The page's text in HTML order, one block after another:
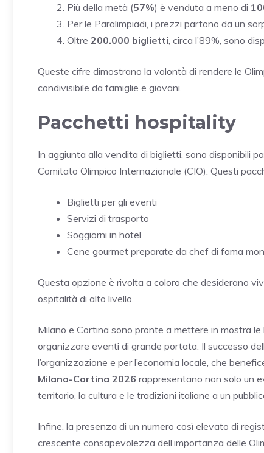
Più della metà (57%) è venduta a meno di
Per le Paralimpiadi, i prezzi partono da un
Oltre 200.000 biglietti , circa l’89%, sono
Queste cifre dimostrano la volontà di rendere le
condivisibile da famiglie e giovani.
Pacchetti hospitality
In aggiunta alla vendita di biglietti, sono disponibili
Comitato Olimpico Internazionale (CIO). Questi
Biglietti per gli eventi
Servizi di trasporto
Soggiorni in hotel
Cene gourmet preparate da chef di fama
Questa opzione è rivolta a coloro che desiderano
ospitalità di alto livello.
Milano e Cortina sono pronte a mettere in mostra
organizzare eventi di grande portata. Il successo
l’organizzazione e per l’economia locale, che
Milano-Cortina 2026 rappresentano non solo un
territorio, la cultura e le tradizioni italiane a un
Infine, la presenza di un numero così elevato di
crescente consapevolezza dell’importanza delle